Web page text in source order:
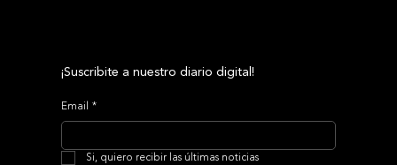
¡Suscribite a nuestro diario digital!
Email *
Si, quiero recibir las últimas noticias